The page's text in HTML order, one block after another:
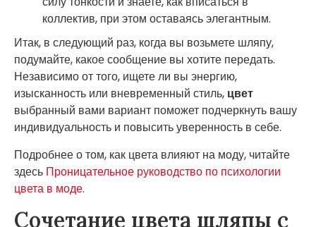
коллектив, при этом оставаясь элегантным.
Итак, в следующий раз, когда вы возьмете шляпу,
подумайте, какое сообщение вы хотите передать.
Независимо от того, ищете ли вы энергию,
изысканность или вневременный стиль, цвет
выбранный вами вариант поможет подчеркнуть вашу
индивидуальность и повысить уверенность в себе.
Подробнее о том, как цвета влияют на моду, читайте
здесь Проницательное руководство по психологии
цвета в моде.
Сочетание цвета шляпы с